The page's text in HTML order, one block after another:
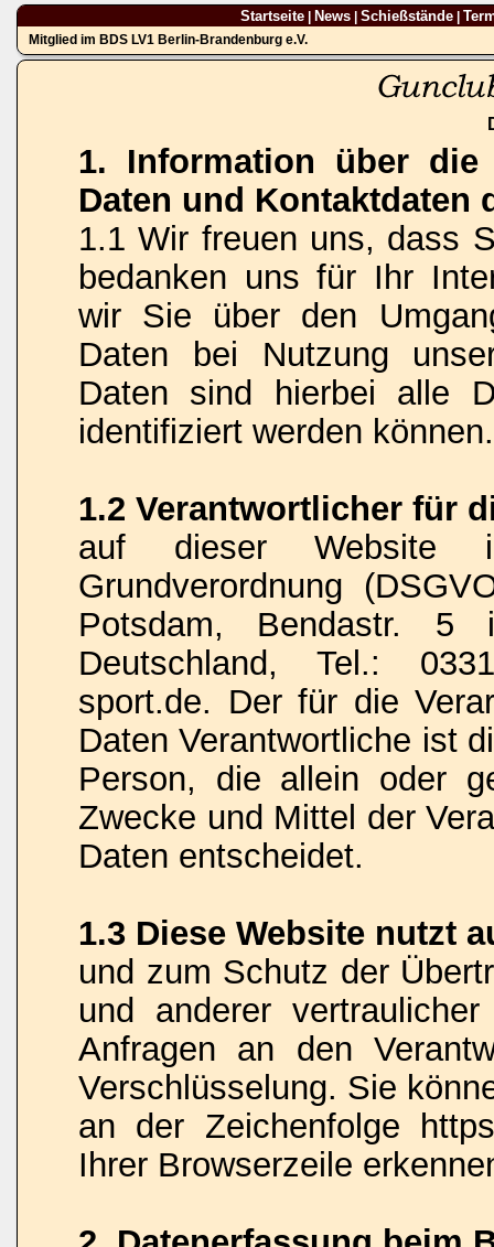
Startseite| News| Schießstände|
Mitglied im BDS LV1 Berlin-Brandenburg e.V.
1. Information über die
Daten und Kontaktdaten
1.1 Wir freuen uns, dass
bedanken uns für Ihr
wir Sie über den
Daten bei Nutzung
Daten sind hierbei alle
identifiziert werden können.
1.2 Verantwortlicher für
auf dieser Website
Grundverordnung
Potsdam, Bendastr. 5
Deutschland, Tel.:
sport.de. Der für die
Daten Verantwortliche ist
Person, die allein oder
Zwecke und Mittel der
Daten entscheidet.
1.3 Diese Website nutzt
und zum Schutz der
und anderer
Anfragen an den
Verschlüsselung. Sie
an der Zeichenfolge
Ihrer Browserzeile